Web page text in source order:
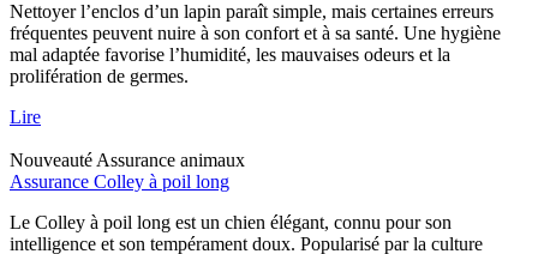
Nettoyer l’enclos d’un lapin paraît simple, mais certaines erreurs
fréquentes peuvent nuire à son confort et à sa santé. Une hygiène
mal adaptée favorise l’humidité, les mauvaises odeurs et la
prolifération de germes.
Lire
Nouveauté Assurance animaux
Assurance Colley à poil long
Le Colley à poil long est un chien élégant, connu pour son
intelligence et son tempérament doux. Popularisé par la culture